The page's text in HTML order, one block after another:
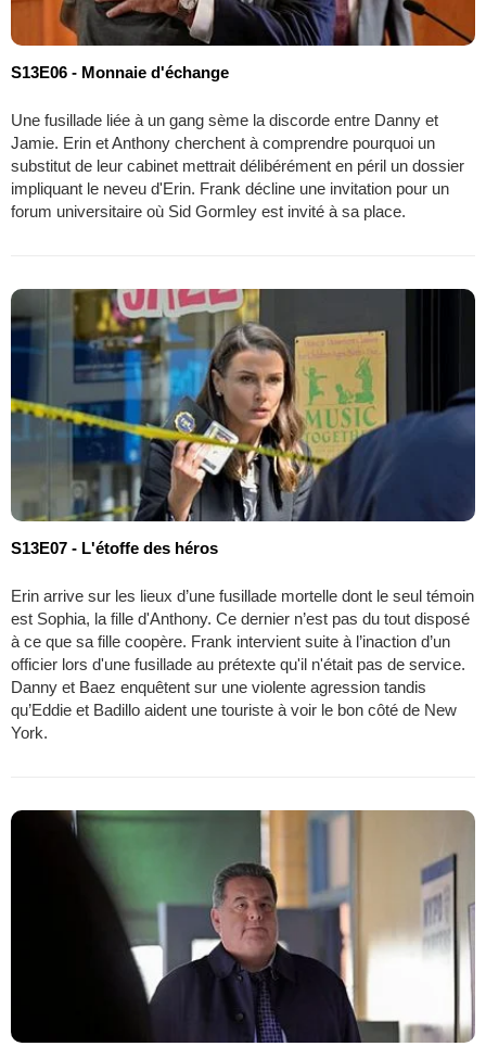
S13E06 - Monnaie d'échange
Une fusillade liée à un gang sème la discorde entre Danny et
Jamie. Erin et Anthony cherchent à comprendre pourquoi un
substitut de leur cabinet mettrait délibérément en péril un dossier
impliquant le neveu d'Erin. Frank décline une invitation pour un
forum universitaire où Sid Gormley est invité à sa place.
S13E07 - L'étoffe des héros
Erin arrive sur les lieux d’une fusillade mortelle dont le seul témoin
est Sophia, la fille d'Anthony. Ce dernier n’est pas du tout disposé
à ce que sa fille coopère. Frank intervient suite à l’inaction d’un
officier lors d'une fusillade au prétexte qu'il n'était pas de service.
Danny et Baez enquêtent sur une violente agression tandis
qu’Eddie et Badillo aident une touriste à voir le bon côté de New
York.